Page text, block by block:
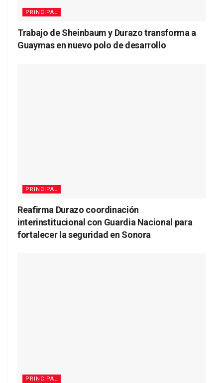
PRINCIPAL
Trabajo de Sheinbaum y Durazo transforma a
Guaymas en nuevo polo de desarrollo
PRINCIPAL
Reafirma Durazo coordinación
interinstitucional con Guardia Nacional para
fortalecer la seguridad en Sonora
PRINCIPAL